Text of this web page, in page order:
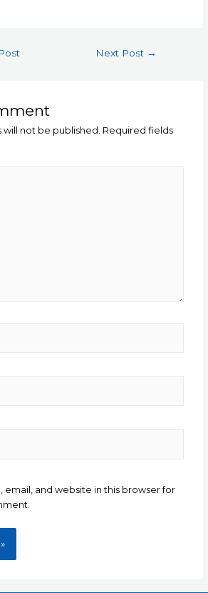
Next Post →
will not be published. Required fields
email, and website in this browser for